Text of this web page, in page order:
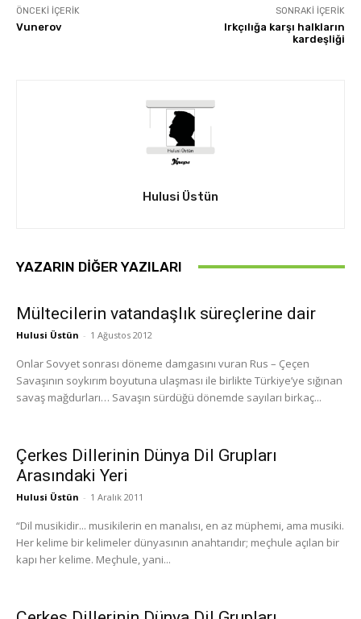
ÖNCEKI İÇERIK
Vunerov
SONRAKI İÇERIK
Irkçılığa karşı halkların
kardeşliği
Hulusi Üstün
YAZARIN DIĞER YAZILARI
Mültecilerin vatandaşlık süreçlerine dair
Hulusi Üstün - 1 Ağustos 2012
Onlar Sovyet sonrası döneme damgasını vuran Rus – Çeçen
Savaşının soykırım boyutuna ulaşması ile birlikte Türkiye’ye sığınan
savaş mağdurları… Savaşın sürdüğü dönemde sayıları birkaç...
Çerkes Dillerinin Dünya Dil Grupları
Arasındaki Yeri
Hulusi Üstün - 1 Aralık 2011
“Dil musikidir... musikilerin en manalısı, en az müphemi, ama musiki.
Her kelime bir kelimeler dünyasının anahtarıdır; meçhule açılan bir
kapı her kelime. Meçhule, yani...